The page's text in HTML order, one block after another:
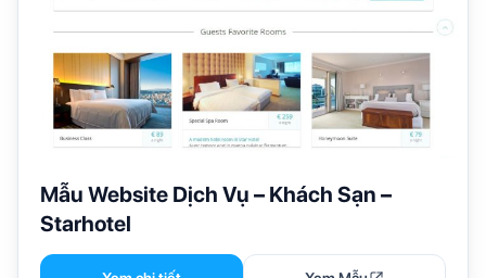
Mẫu Website Dịch Vụ – Khách Sạn –
Starhotel